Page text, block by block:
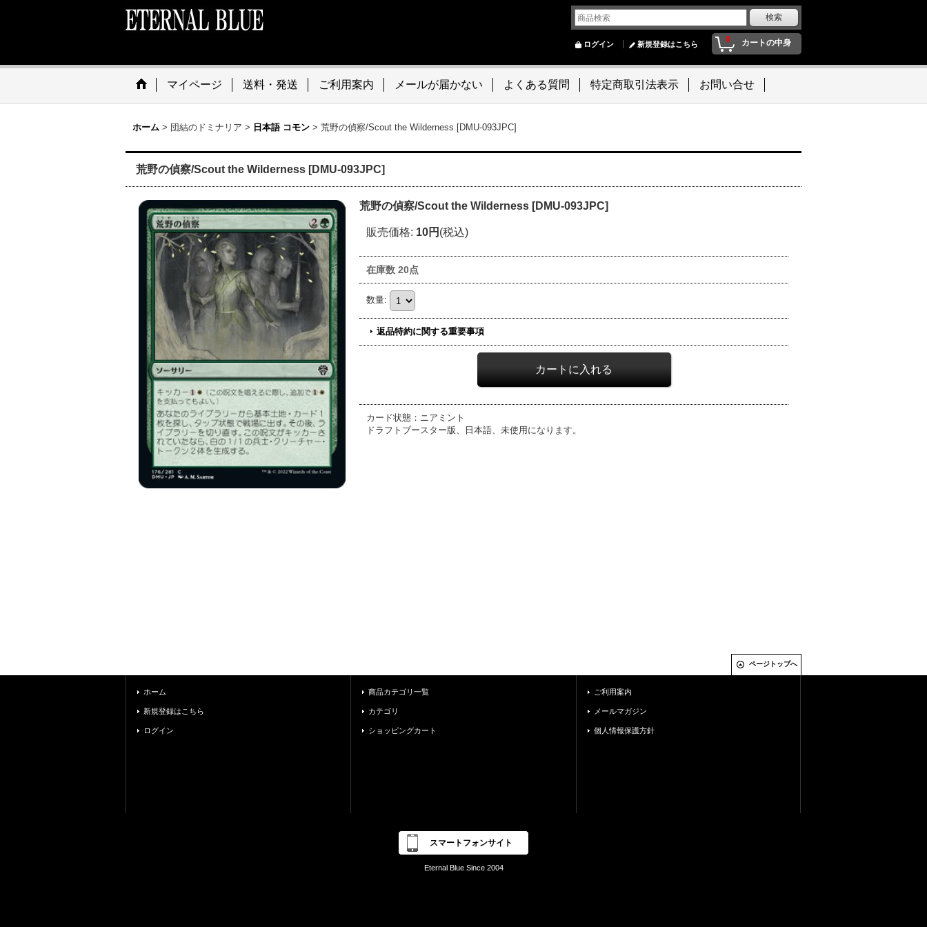
0 カートの中身
ログイン 新規登録はこちら
マイページ 送料・発送 ご利用案内 メールが届かない よくある質問 特定商取引法表示 お問い合せ
ホーム > 団結のドミナリア > 日本語 コモン > 荒野の偵察/Scout the Wilderness [DMU-093JPC]
荒野の偵察/Scout the Wilderness [DMU-093JPC]
荒野の偵察/Scout the Wilderness [DMU-093JPC]
販売価格: 10円 (税込)
在庫数 20点
数量:
返品特約に関する重要事項
カード状態：ニアミント
ドラフトブースター版、日本語、未使用になります。
ページトップへ
ホーム
新規登録はこちら
ログイン
商品カテゴリ一覧
カテゴリ
ショッピングカート
ご利用案内
メールマガジン
個人情報保護方針
スマートフォンサイト
Eternal Blue Since 2004